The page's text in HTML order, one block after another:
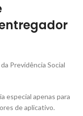
Previdência Social
especial apenas para
de aplicativo.